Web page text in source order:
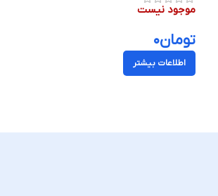
موجود نیست
تومان۰
اطلاعات بیشتر